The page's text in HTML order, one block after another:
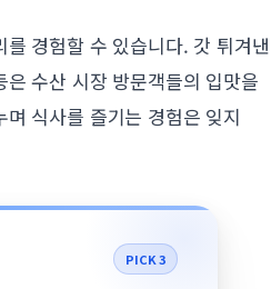
경험할 수 있습니다. 갓 튀겨낸
수산 시장 방문객들의 입맛을
식사를 즐기는 경험은 잊지
PICK 3